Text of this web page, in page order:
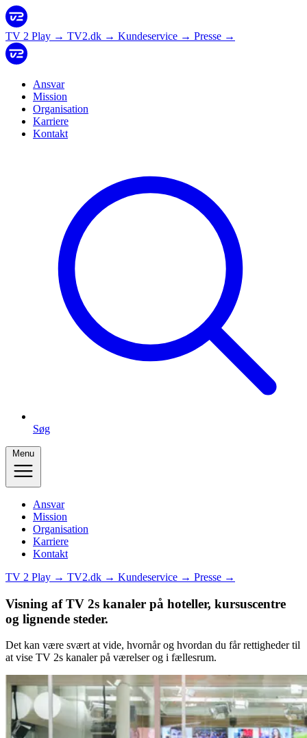
TV 2 Play → TV2.dk → Kundeservice → Presse →
Ansvar
Mission
Organisation
Karriere
Kontakt
Søg
Menu
Ansvar
Mission
Organisation
Karriere
Kontakt
TV 2 Play → TV2.dk → Kundeservice → Presse →
Visning af TV 2s kanaler på hoteller, kursuscentre
og lignende steder.
Det kan være svært at vide, hvornår og hvordan du får rettigheder til
at vise TV 2s kanaler på værelser og i fællesrum.